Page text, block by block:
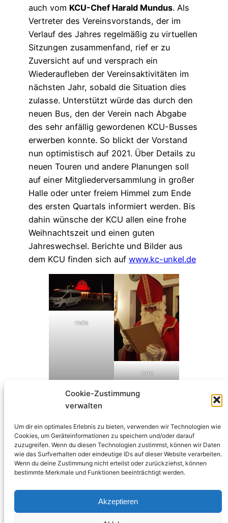
Cookie-Zustimmung
verwalten
Um dir ein optimales Erlebnis zu bieten, verwenden wir Technologien wie
Cookies, um Geräteinformationen zu speichern und/oder darauf
zuzugreifen. Wenn du diesen Technologien zustimmst, können wir Daten
wie das Surfverhalten oder eindeutige IDs auf dieser Website verarbeiten.
Wenn du deine Zustimmung nicht erteilst oder zurückziehst, können
bestimmte Merkmale und Funktionen beeinträchtigt werden.
Akzeptieren
auch vom KCU-Chef Harald Mundus. Als
Vertreter des Vereinsvorstands, der im
Verlauf des Jahres regelmäßig zu virtuellen
Sitzungen zusammenfand, rief er zu
Zuversicht auf und versprach ein
Wiederaufleben der Vereinsaktivitäten im
nächsten Jahr, sobald die Situation dies
zulasse. Unterstützt würde das durch den
neuen Bus, den der Verein nach Abgabe
des sehr anfällig gewordenen KCU-Busses
erwerben konnte. So blickt der Vorstand
nun optimistisch auf 2021. Über Details zu
neuen Touren und andere Planungen soll
auf einer Mitgliederversammlung in großer
Halle oder unter freiem Himmel zum Ende
des ersten Quartals informiert werden. Bis
dahin wünsche der KCU allen eine frohe
Weihnachtszeit und einen guten
Jahreswechsel. Berichte und Bilder aus
dem KCU finden sich auf www.kc-unkel.de
mde
mde
Beitrag veröffentlicht6. Dezember 2022 inBerichte
Schlagwörter: